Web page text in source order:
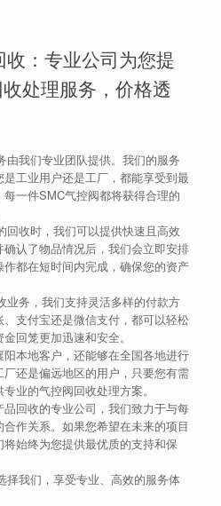
：专业公司为您提
处理服务，价格透
由我们专业团队提供。我们的服务
工业用户还是工厂，都能享受到最
一件SMC气控阀都将获得合理的
回收时，我们可以提供快速且高效
认了物品情况后，我们会立即安排
作都在短时间内完成，确保您的资产
业务，我们支持灵活多样的付款方
支付宝还是微信支付，都可以轻松
回笼更加迅速和安全。
本地客户，还能够在全国各地进行
还是偏远地区的用户，只要您有需
业的气控阀回收处理方案。
回收的专业公司，我们致力于与每
作关系。如果您希望在未来的项目
始终为您提供最优质的支持和保
择我们，享受专业、高效的服务体